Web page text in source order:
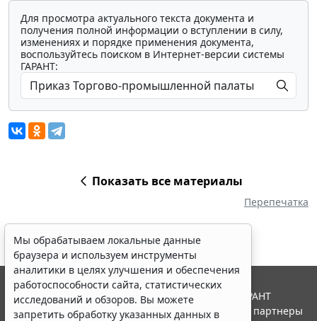
Для просмотра актуального текста документа и
получения полной информации о вступлении в силу,
изменениях и порядке применения документа,
воспользуйтесь поиском в Интернет-версии системы
ГАРАНТ:
Показать все материалы
Перепечатка
Мы обрабатываем локальные данные
браузера и используем инструменты
аналитики в целях улучшения и обеспечения
работоспособности сайта, статистических
исследований и обзоров. Вы можете
запретить обработку указанных данных в
© ООО "НПП "ГАРАНТ-СЕРВИС", 2026. Система ГАРАНТ
выпускается с 1990 года. Компания "Гарант" и ее партнеры